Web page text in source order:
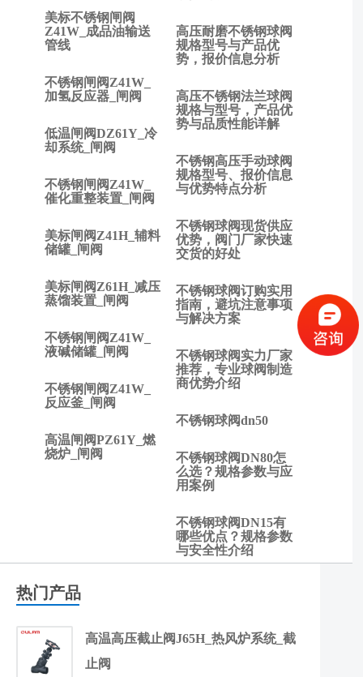
美标不锈钢闸阀
Z41W_成品油输送
管线
不锈钢闸阀Z41W_
加氢反应器_闸阀
低温闸阀DZ61Y_冷
却系统_闸阀
不锈钢闸阀Z41W_
催化重整装置_闸阀
美标闸阀Z41H_辅料
储罐_闸阀
美标闸阀Z61H_减压
蒸馏装置_闸阀
不锈钢闸阀Z41W_
液碱储罐_闸阀
不锈钢闸阀Z41W_
反应釜_闸阀
高温闸阀PZ61Y_燃
烧炉_闸阀
高压耐磨不锈钢球阀
规格型号与产品优
势，报价信息分析
高压不锈钢法兰球阀
规格与型号，产品优
势与品质性能详解
不锈钢高压手动球阀
规格型号、报价信息
与优势特点分析
不锈钢球阀现货供应
优势，阀门厂家快速
交货的好处
不锈钢球阀订购实用
指南，避坑注意事项
与解决方案
不锈钢球阀实力厂家
推荐，专业球阀制造
商优势介绍
不锈钢球阀dn50
不锈钢球阀DN80怎
么选？规格参数与应
用案例
不锈钢球阀DN15有
哪些优点？规格参数
与安全性介绍
止
回
阀
不
锈
球
阀
有
么
不
同?
热门产品
高温高压截止阀J65H_热风炉系统_截
止阀